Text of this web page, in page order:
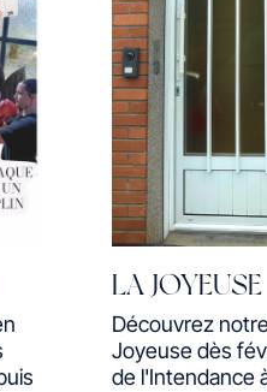
LA JOYEUSE
Découvrez
Joyeuse dès
de l'Intendance